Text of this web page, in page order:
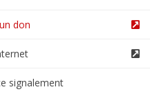
don
signalement